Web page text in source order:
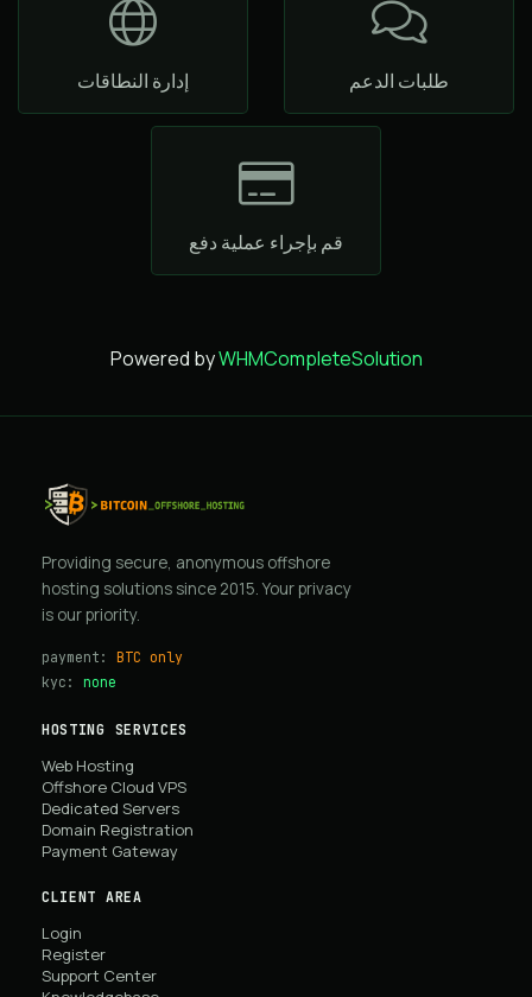
إدارة النطاقات طلبات الدعم
قم بإجراء عملية دفع
Powered byWHMCompleteSolution
Providing secure, anonymous offshore
hosting solutions since 2015. Your privacy
is our priority.
payment: BTC only
kyc: none
HOSTING SERVICES
Web Hosting
Offshore Cloud VPS
Dedicated Servers
Domain Registration
Payment Gateway
CLIENT AREA
Login
Register
Support Center